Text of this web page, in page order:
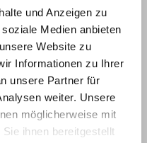
und Anzeigen zu
Medien anbieten
Website zu
Informationen zu Ihrer
unsere Partner für
weiter. Unsere
möglicherweise mit
ihnen bereitgestellt